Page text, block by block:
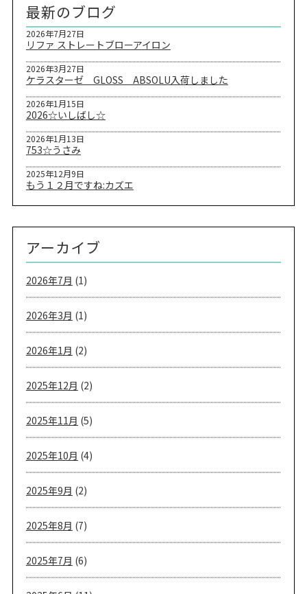
最新のブログ
リファ ストレートブローアイロン
2026年7月27日
ケラスターゼ GLOSS ABSOLU入荷しました
2026年3月27日
2026☆いしばし☆
2026年1月15日
753☆うさみ
2026年1月13日
もう１２月ですね:カズエ
2025年12月9日
アーカイブ
2026年7月 (1)
2026年3月 (1)
2026年1月 (2)
2025年12月 (2)
2025年11月 (5)
2025年10月 (4)
2025年9月 (2)
2025年8月 (7)
2025年7月 (6)